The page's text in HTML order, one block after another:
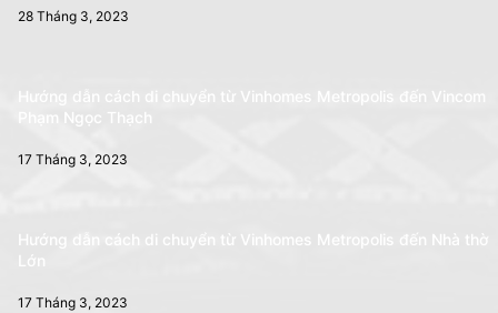
28 Tháng 3, 2023
Hướng dẫn cách di chuyển từ Vinhomes Metropolis đến Vincom
Phạm Ngọc Thạch
17 Tháng 3, 2023
Hướng dẫn cách di chuyển từ Vinhomes Metropolis đến Nhà thờ
Lớn
17 Tháng 3, 2023